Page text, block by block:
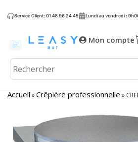
Service Client: 01 48 96 24 45 Lundi au vendredi :
Mon compte
Accueil »Crêpière professionnelle »